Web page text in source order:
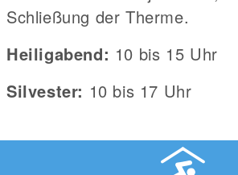
Schließung der Therme.
Heiligabend: 10 bis 15 Uhr
Silvester: 10 bis 17 Uhr